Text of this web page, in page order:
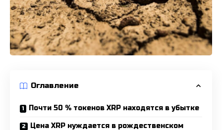
Оглавление
Почти 50 % токенов XRP находятся в убытке
Цена XRP нуждается в рождественском